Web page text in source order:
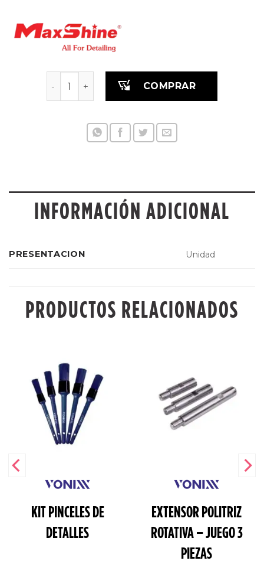
Pinceles Exterior Premium para detalles
COMPRAR
INFORMACIÓN ADICIONAL
PRESENTACION Unidad
PRODUCTOS RELACIONADOS
KIT PINCELES DE
DETALLES
EXTENSOR POLITRIZ
ROTATIVA – JUEGO 3
PIEZAS